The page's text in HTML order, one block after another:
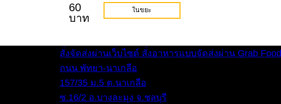
60
บาท
ในขยะ
สั่งจัดส่งผ่านเว็บไซต์ สั่งอาหารแบบจัดส่งผ่าน Grab Food
ถนน พัทยา-นาเกลือ
157/35 ม.5 ต.นาเกลือ
ซ.16/2 อ.บางละมุง จ.ชลบุรี